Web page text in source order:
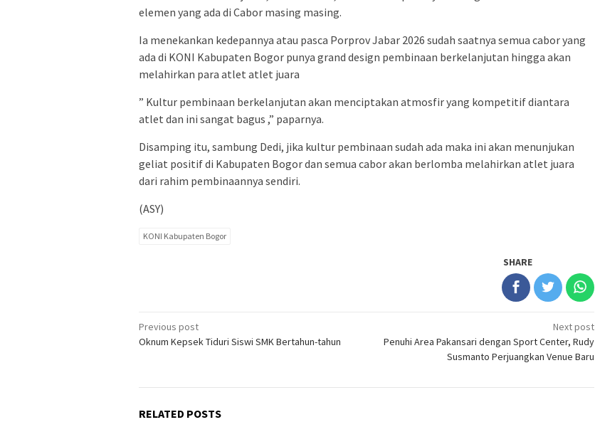
elemen yang ada di Cabor masing masing.
Ia menekankan kedepannya atau pasca Porprov Jabar 2026 sudah saatnya semua cabor yang
ada di KONI Kabupaten Bogor punya grand design pembinaan berkelanjutan hingga akan
melahirkan para atlet atlet juara
” Kultur pembinaan berkelanjutan akan menciptakan atmosfir yang kompetitif diantara
atlet dan ini sangat bagus ,” paparnya.
Disamping itu, sambung Dedi, jika kultur pembinaan sudah ada maka ini akan menunjukan
geliat positif di Kabupaten Bogor dan semua cabor akan berlomba melahirkan atlet juara
dari rahim pembinaannya sendiri.
(ASY)
KONI Kabupaten Bogor
SHARE
Post
navigation
Previous post
Oknum Kepsek Tiduri Siswi SMK Bertahun-tahun
Next post
Penuhi Area Pakansari dengan Sport Center, Rudy
Susmanto Perjuangkan Venue Baru
RELATED POSTS